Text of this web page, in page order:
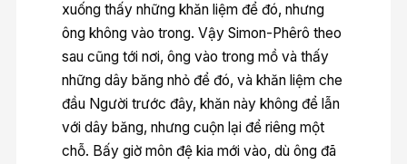
xuống thấy những khăn liệm để đó, nhưng
ông không vào trong. Vậy Simon-Phêrô theo
sau cũng tới nơi, ông vào trong mồ và thấy
những dây băng nhỏ để đó, và khăn liệm che
đầu Người trước đây, khăn này không để lẫn
với dây băng, nhưng cuộn lại để riêng một
chỗ. Bấy giờ môn đệ kia mới vào, dù ông đã